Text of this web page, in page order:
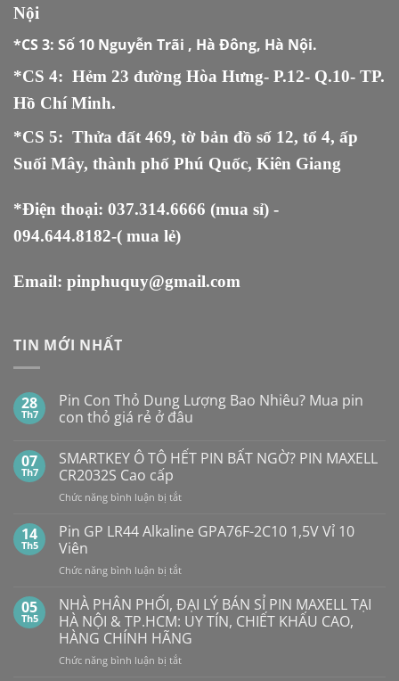
Nội
*CS 3: Số 10 Nguyễn Trãi , Hà Đông, Hà Nội.
*CS 4: Hẻm 23 đường Hòa Hưng- P.12- Q.10- TP.
Hồ Chí Minh.
*CS 5: Thửa đất 469, tờ bản đồ số 12, tổ 4, ấp
Suối Mây, thành phố Phú Quốc, Kiên Giang
*Điện thoại: 037.314.6666 (mua sỉ) -
094.644.8182-( mua lẻ)
Email: pinphuquy@gmail.com
TIN MỚI NHẤT
28
Th7
Pin Con Thỏ Dung Lượng Bao Nhiêu? Mua pin
con thỏ giá rẻ ở đâu
bình
luận
ở
Pin
Con
Dung
Lượng
Bao
Mua
con
thỏ
giá
rẻ
ở
đâu
07
Th7
SMARTKEY Ô TÔ HẾT PIN BẤT NGỜ? PIN MAXELL
CR2032S Cao cấp
Chức năng bình luận bị tắtở
Ô
PIN
NGỜ?
PIN
MAXELL
CR2032S Cao
cấp
14
Th5
Pin GP LR44 Alkaline GPA76F-2C10 1,5V Vỉ 10
Viên
Chức năng bình luận bị tắtở
GP
LR44
Alkaline
GPA76F-
2C10
05
Th5
NHÀ PHÂN PHỐI, ĐẠI LÝ BÁN SỈ PIN MAXELL TẠI
HÀ NỘI & TP.HCM: UY TÍN, CHIẾT KHẤU CAO,
HÀNG CHÍNH HÃNG
Chức năng bình luận bị tắtở